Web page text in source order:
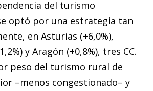
del turismo
optó por una estrategia tan
en Asturias (+6,0%),
y Aragón (+0,8%), tres CC.
peso del turismo rural de
–menos congestionado– y